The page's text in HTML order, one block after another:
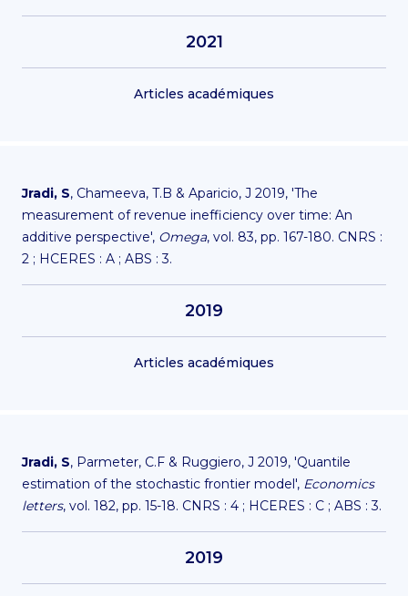
2021
Articles académiques
Jradi, S, Chameeva, T.B & Aparicio, J 2019, 'The
measurement of revenue inefficiency over time: An
additive perspective', Omega, vol. 83, pp. 167-180. CNRS :
2 ; HCERES : A ; ABS : 3.
2019
Articles académiques
Jradi, S, Parmeter, C.F & Ruggiero, J 2019, 'Quantile
estimation of the stochastic frontier model', Economics
letters, vol. 182, pp. 15-18. CNRS : 4 ; HCERES : C ; ABS : 3.
2019